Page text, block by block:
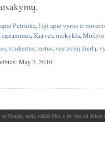
Petriuką,Ilgi apie vyrus ir
egzaminus,Karvės,mokykla,
,studentus,testus,vestuvinį žiedą,
May 7, 2010
Simpla, kurią sukūrė Phu, o už visa tai